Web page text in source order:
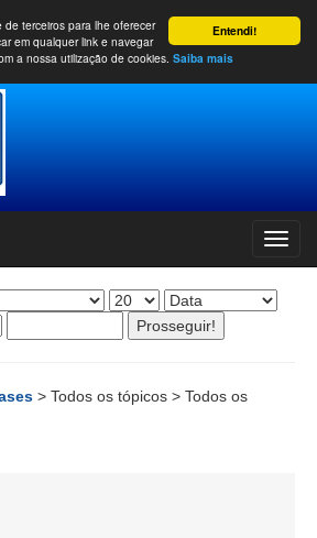
Entendi!
de terceiros para lhe oferecer
em qualquer link e navegar
a nossa utilização de cookies. Saiba mais
> Todos os tópicos > Todos os